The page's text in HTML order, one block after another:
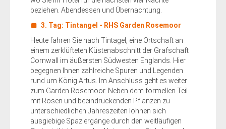
beziehen. Abendessen und Übernachtung.
3. Tag: Tintangel - RHS Garden Rosemoor
Heute fahren Sie nach Tintagel, eine Ortschaft an
einem zerklüfteten Küstenabschnitt der Grafschaft
Cornwall im äußersten Südwesten Englands. Hier
begegnen Ihnen zahlreiche Spuren und Legenden
rund um König Artus. Im Anschluss geht es weiter
zum Garden Rosemoor. Neben dem formellen Teil
mit Rosen und beeindruckenden Pflanzen zu
unterschiedlichen Jahreszeiten lohnen sich
ausgiebige Spaziergänge durch den weitläufigen